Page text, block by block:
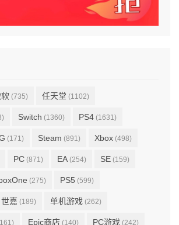
(735) 任天堂 (1102)
Switch (1360) PS4 (1631)
(171) Steam (891) Xbox (498)
PC (871) EA (254) SE (159)
(275) PS5 (599)
世嘉 (189) 单机游戏 (262)
Epic商店 (140) PC游戏 (242)